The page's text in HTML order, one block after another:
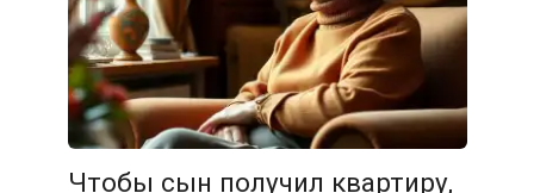
Чтобы сын получил квартиру,